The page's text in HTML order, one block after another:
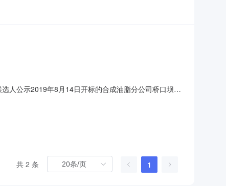
人公示2019年8月14日开标的合成油脂分公司桥口坝酯
标报价（元/%）3857023.18元3759869.74元397723
共 2 条 1